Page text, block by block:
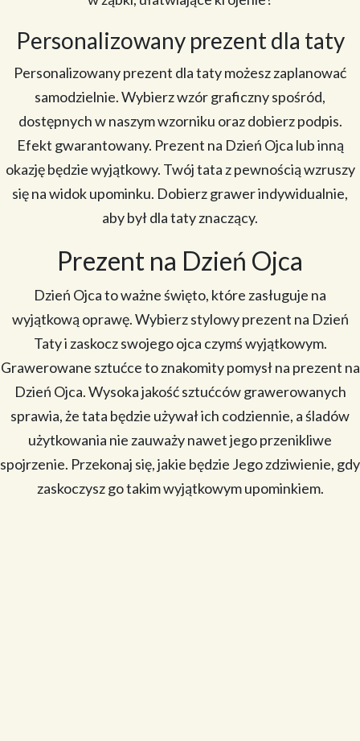
Personalizowany prezent dla taty
Personalizowany prezent dla taty możesz zaplanować
samodzielnie. Wybierz wzór graficzny spośród,
dostępnych w naszym wzorniku oraz dobierz podpis.
Efekt gwarantowany. Prezent na Dzień Ojca lub inną
okazję będzie wyjątkowy. Twój tata z pewnością wzruszy
się na widok upominku. Dobierz grawer indywidualnie,
aby był dla taty znaczący.
Prezent na Dzień Ojca
Dzień Ojca to ważne święto, które zasługuje na
wyjątkową oprawę. Wybierz stylowy prezent na Dzień
Taty i zaskocz swojego ojca czymś wyjątkowym.
Grawerowane sztućce to znakomity pomysł na prezent na
Dzień Ojca. Wysoka jakość sztućców grawerowanych
sprawia, że tata będzie używał ich codziennie, a śladów
użytkowania nie zauważy nawet jego przenikliwe
spojrzenie. Przekonaj się, jakie będzie Jego zdziwienie, gdy
zaskoczysz go takim wyjątkowym upominkiem.